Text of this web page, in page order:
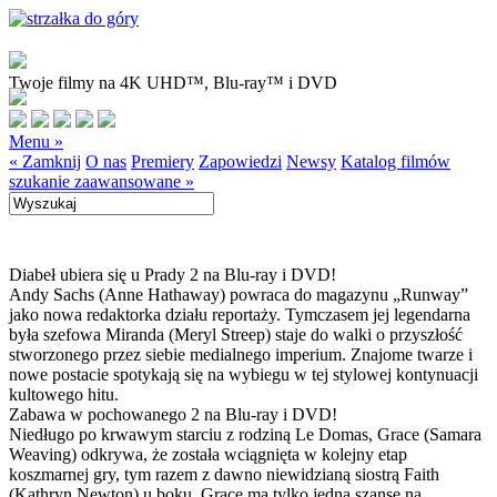
Twoje filmy na 4K UHD™, Blu-ray™ i DVD
Menu »
« Zamknij O nas Premiery Zapowiedzi Newsy Katalog filmów
szukanie zaawansowane »
Diabeł ubiera się u Prady 2 na Blu-ray i DVD!
Andy Sachs (Anne Hathaway) powraca do magazynu „Runway”
jako nowa redaktorka działu reportaży. Tymczasem jej legendarna
była szefowa Miranda (Meryl Streep) staje do walki o przyszłość
stworzonego przez siebie medialnego imperium. Znajome twarze i
nowe postacie spotykają się na wybiegu w tej stylowej kontynuacji
kultowego hitu.
Zabawa w pochowanego 2 na Blu-ray i DVD!
Niedługo po krwawym starciu z rodziną Le Domas, Grace (Samara
Weaving) odkrywa, że została wciągnięta w kolejny etap
koszmarnej gry, tym razem z dawno niewidzianą siostrą Faith